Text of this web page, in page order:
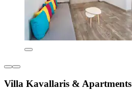
Villa Kavallaris & Apartments